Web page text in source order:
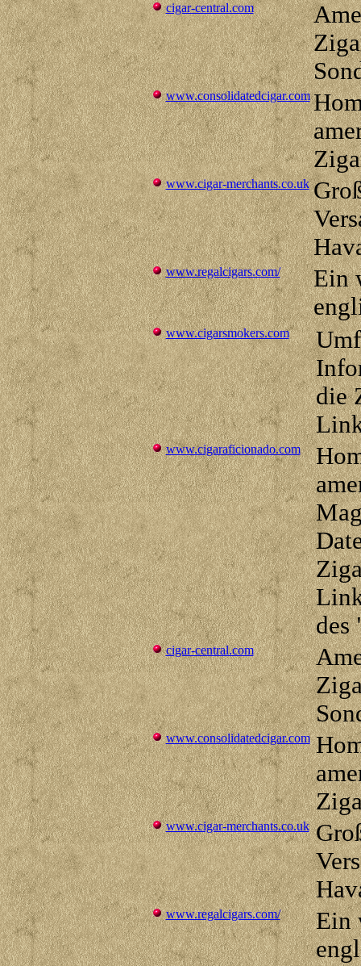
cigar-central.com
www.consolidatedcigar.com
www.cigar-merchants.co.uk
www.regalcigars.com/
Ein
www.cigarsmokers.com
die
www.cigaraficionado.com
des
cigar-central.com
www.consolidatedcigar.com
www.cigar-merchants.co.uk
www.regalcigars.com/
Ein